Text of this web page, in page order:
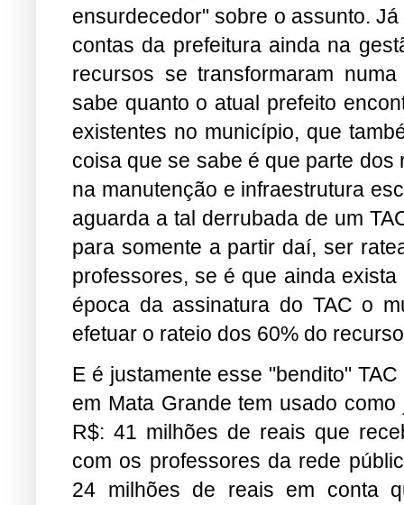
ensurdecedor" sobre o assunto.
contas da prefeitura ainda na
recursos se transformaram
sabe quanto o atual prefeito
existentes no município, que
coisa que se sabe é que parte
na manutenção e infraestrutura
aguarda a tal derrubada de um
para somente a partir daí, ser
professores, se é que ainda
época da assinatura do TAC o
efetuar o rateio dos 60% do
E é justamente esse "bendito"
em Mata Grande tem usado
R$: 41 milhões de reais que
com os professores da rede
24 milhões de reais em conta